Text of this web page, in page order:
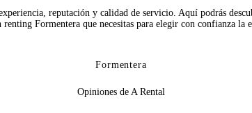
reputación y calidad de servicio. Aquí podrás
Formentera que necesitas para elegir con confianza la
Formentera
Opiniones de A Rental